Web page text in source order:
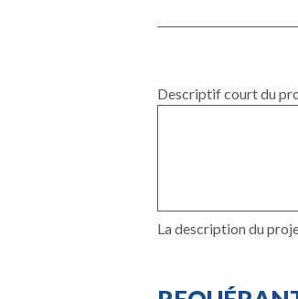
Descriptif court du
La description du